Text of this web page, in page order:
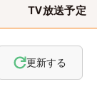
TV放送予定
更新する